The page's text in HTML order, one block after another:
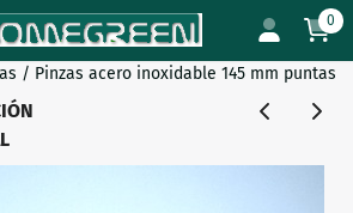
disponibles. Elija la configuración o
0
/ Pinzas acero inoxidable 145 mm puntas